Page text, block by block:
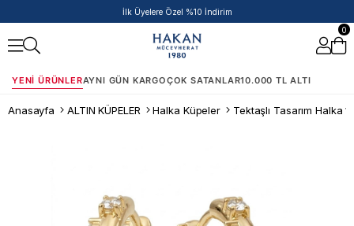
50.000 TL ve Üzeri Siparişlere Ek %5 İndirim Fırsatı!
0
YENI ÜRÜNLERAYNI GÜN KARGOÇOK SATANLAR10.000 TL ALTI
Anasayfa ALTIN KÜPELER Halka Küpeler Tektaşlı Tasarım Halka